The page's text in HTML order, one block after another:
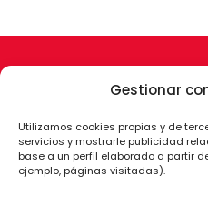
Gestionar
Utilizamos cookies propias y de
servicios y mostrarle publicidad
base a un perfil elaborado a partir
ejemplo, páginas visitadas).